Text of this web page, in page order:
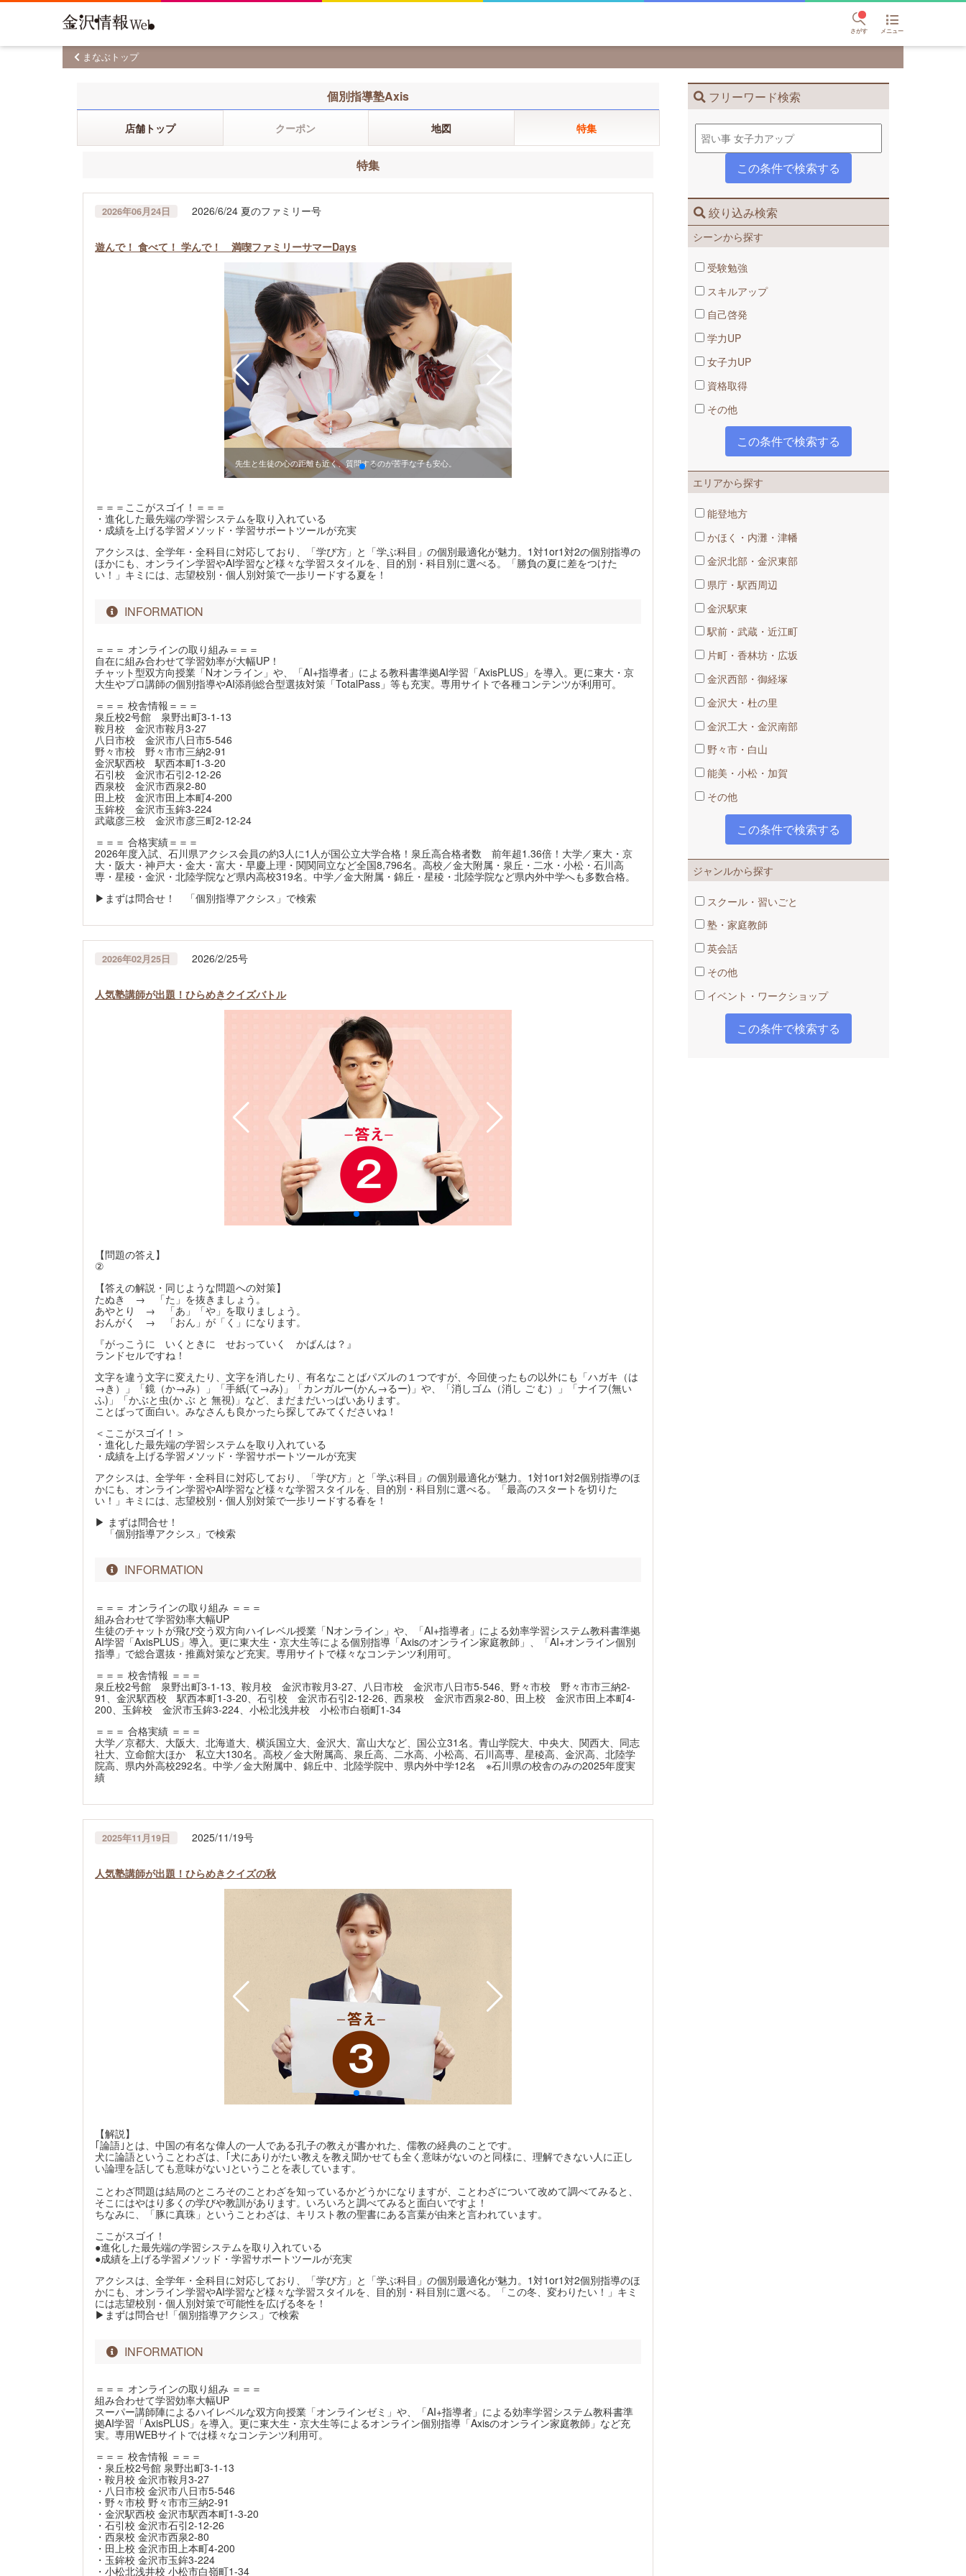
さがす メニュー
まなぶトップ
フリーワード検索
絞り込み検索
シーンから探す
受験勉強
スキルアップ
自己啓発
学力UP
女子力UP
資格取得
その他
エリアから探す
能登地方
かほく・内灘・津幡
金沢北部・金沢東部
県庁・駅西周辺
金沢駅東
駅前・武蔵・近江町
片町・香林坊・広坂
金沢西部・御経塚
金沢大・杜の里
金沢工大・金沢南部
野々市・白山
能美・小松・加賀
その他
ジャンルから探す
スクール・習いごと
塾・家庭教師
英会話
その他
イベント・ワークショップ
個別指導塾Axis
店舗トップ クーポン 地図 特集
特集
2026年06月24日 2026/6/24 夏のファミリー号
遊んで！ 食べて！ 学んで！ 満喫ファミリーサマーDays
先生と生徒の心の距離も近く、質問するのが苦手な子も安心。
オンラインにも力を入れている。自宅からも受講でき、時間の有効活用や
＝＝＝ここがスゴイ！＝＝＝
・進化した最先端の学習システムを取り入れている
・成績を上げる学習メソッド・学習サポートツールが充実
アクシスは、全学年・全科目に対応しており、「学び方」と「学ぶ科目」の個別最適化が魅力。1対1or1対2の個別指導の
ほかにも、オンライン学習やAI学習など様々な学習スタイルを、目的別・科目別に選べる。「勝負の夏に差をつけた
い！」キミには、志望校別・個人別対策で一歩リードする夏を！
INFORMATION
＝＝＝ オンラインの取り組み＝＝＝
自在に組み合わせて学習効率が大幅UP！
チャット型双方向授業「Nオンライン」や、「AI+指導者」による教科書準拠AI学習「AxisPLUS」を導入。更に東大・京
大生やプロ講師の個別指導やAI添削総合型選抜対策「TotalPass」等も充実。専用サイトで各種コンテンツが利用可。
＝＝＝ 校舎情報＝＝＝
泉丘校2号館 泉野出町3-1-13
鞍月校 金沢市鞍月3-27
八日市校 金沢市八日市5-546
野々市校 野々市市三納2-91
金沢駅西校 駅西本町1-3-20
石引校 金沢市石引2-12-26
西泉校 金沢市西泉2-80
田上校 金沢市田上本町4-200
玉鉾校 金沢市玉鉾3-224
武蔵彦三校 金沢市彦三町2-12-24
＝＝＝ 合格実績＝＝＝
2026年度入試、石川県アクシス会員の約3人に1人が国公立大学合格！泉丘高合格者数 前年超1.36倍！大学／東大・京
大・阪大・神戸大・金大・富大・早慶上理・関関同立など全国8,796名。高校／金大附属・泉丘・二水・小松・石川高
専・星稜・金沢・北陸学院など県内高校319名。中学／金大附属・錦丘・星稜・北陸学院など県内外中学へも多数合格。
▶まずは問合せ！ 「個別指導アクシス」で検索
2026年02月25日 2026/2/25号
人気塾講師が出題！ひらめきクイズバトル
【問題の答え】
②
【答えの解説・同じような問題への対策】
たぬき → 「た」を抜きましょう。
あやとり → 「あ」「や」を取りましょう。
おんがく → 「おん」が「く」になります。
『がっこうに いくときに せおっていく かばんは？』
ランドセルですね！
文字を違う文字に変えたり、文字を消したり、有名なことばパズルの１つですが、今回使ったもの以外にも「ハガキ（は
→き）」「鏡（か→み）」「手紙(て→み)」「カンガルー(かん→るー)」や、「消しゴム（消し ご む）」「ナイフ(無い
ふ)」「かぶと虫(か ぶ と 無視)」など、まだまだいっぱいあります。
ことばって面白い。みなさんも良かったら探してみてくださいね！
＜ここがスゴイ！＞
・進化した最先端の学習システムを取り入れている
・成績を上げる学習メソッド・学習サポートツールが充実
アクシスは、全学年・全科目に対応しており、「学び方」と「学ぶ科目」の個別最適化が魅力。1対1or1対2個別指導のほ
かにも、オンライン学習やAI学習など様々な学習スタイルを、目的別・科目別に選べる。「最高のスタートを切りた
い！」キミには、志望校別・個人別対策で一歩リードする春を！
▶ まずは問合せ！
「個別指導アクシス」で検索
INFORMATION
＝＝＝ オンラインの取り組み ＝＝＝
組み合わせて学習効率大幅UP
生徒のチャットが飛び交う双方向ハイレベル授業「Nオンライン」や、「AI+指導者」による効率学習システム教科書準拠
AI学習「AxisPLUS」導入。更に東大生・京大生等による個別指導「Axisのオンライン家庭教師」、「AI+オンライン個別
指導」で総合選抜・推薦対策など充実。専用サイトで様々なコンテンツ利用可。
＝＝＝ 校舎情報 ＝＝＝
泉丘校2号館 泉野出町3-1-13、鞍月校 金沢市鞍月3-27、八日市校 金沢市八日市5-546、野々市校 野々市市三納2-
91、金沢駅西校 駅西本町1-3-20、石引校 金沢市石引2-12-26、西泉校 金沢市西泉2-80、田上校 金沢市田上本町4-
200、玉鉾校 金沢市玉鉾3-224、小松北浅井校 小松市白嶺町1-34
＝＝＝ 合格実績 ＝＝＝
大学／京都大、大阪大、北海道大、横浜国立大、金沢大、富山大など、国公立31名。青山学院大、中央大、関西大、同志
社大、立命館大ほか 私立大130名。高校／金大附属高、泉丘高、二水高、小松高、石川高専、星稜高、金沢高、北陸学
院高、県内外高校292名。中学／金大附属中、錦丘中、北陸学院中、県内外中学12名 ※石川県の校舎のみの2025年度実
績
2025年11月19日 2025/11/19号
人気塾講師が出題！ひらめきクイズの秋
【解説】
｢論語｣とは、中国の有名な偉人の一人である孔子の教えが書かれた、儒教の経典のことです。
犬に論語ということわざは、｢犬にありがたい教えを教え聞かせても全く意味がないのと同様に、理解できない人に正し
い論理を話しても意味がない｣ということを表しています。
ことわざ問題は結局のところそのことわざを知っているかどうかになりますが、ことわざについて改めて調べてみると、
そこにはやはり多くの学びや教訓があります。いろいろと調べてみると面白いですよ！
ちなみに、「豚に真珠」ということわざは、キリスト教の聖書にある言葉が由来と言われています。
ここがスゴイ！
●進化した最先端の学習システムを取り入れている
●成績を上げる学習メソッド・学習サポートツールが充実
アクシスは、全学年・全科目に対応しており、「学び方」と「学ぶ科目」の個別最適化が魅力。1対1or1対2個別指導のほ
かにも、オンライン学習やAI学習など様々な学習スタイルを、目的別・科目別に選べる。「この冬、変わりたい！」キミ
には志望校別・個人別対策で可能性を広げる冬を！
▶まずは問合せ!「個別指導アクシス」で検索
INFORMATION
＝＝＝ オンラインの取り組み ＝＝＝
組み合わせて学習効率大幅UP
スーパー講師陣によるハイレベルな双方向授業「オンラインゼミ」や、「AI+指導者」による効率学習システム教科書準
拠AI学習「AxisPLUS」を導入。更に東大生・京大生等によるオンライン個別指導「Axisのオンライン家庭教師」など充
実。専用WEBサイトでは様々なコンテンツ利用可。
＝＝＝ 校舎情報 ＝＝＝
・泉丘校2号館 泉野出町3-1-13
・鞍月校 金沢市鞍月3-27
・八日市校 金沢市八日市5-546
・野々市校 野々市市三納2-91
・金沢駅西校 金沢市駅西本町1-3-20
・石引校 金沢市石引2-12-26
・西泉校 金沢市西泉2-80
・田上校 金沢市田上本町4-200
・玉鉾校 金沢市玉鉾3-224
・小松北浅井校 小松市白嶺町1-34